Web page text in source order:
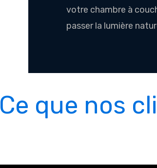
votre chambre à
passer la lumière
Ce que nos